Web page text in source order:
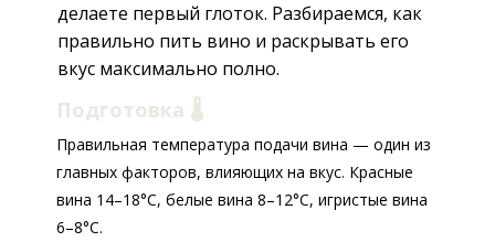
делаете первый глоток. Разбираемся, как
правильно пить вино и раскрывать его
вкус максимально полно.
Подготовка 🌡️
Правильная температура подачи вина — один из
главных факторов, влияющих на вкус. Красные
вина 14–18°C, белые вина 8–12°C, игристые вина
6–8°C.